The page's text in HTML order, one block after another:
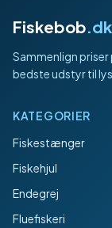
Fiskebob.dk
Sammenlign
bedste udstyr til
KATEGORIER
Fiskestænger
Fiskehjul
Endegrej
Fluefiskeri